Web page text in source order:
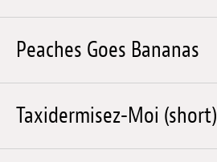
Peaches Goes Bananas
Taxidermisez-Moi (short)